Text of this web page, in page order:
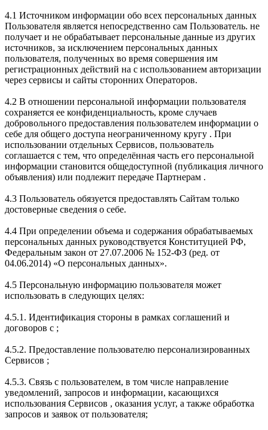
4.1 Источником информации обо всех персональных данных
Пользователя является непосредственно сам Пользователь. не
получает и не обрабатывает персональные данные из других
источников, за исключением персональных данных
пользователя, полученных во время совершения им
регистрационных действий на с использованием авторизации
через сервисы и сайты сторонних Операторов.
4.2 В отношении персональной информации пользователя
сохраняется ее конфиденциальность, кроме случаев
добровольного предоставления пользователем информации о
себе для общего доступа неограниченному кругу . При
использовании отдельных Сервисов, пользователь
соглашается с тем, что определённая часть его персональной
информации становится общедоступной (публикация личного
объявления) или подлежит передаче Партнерам .
4.3 Пользователь обязуется предоставлять Сайтам только
достоверные сведения о себе.
4.4 При определении объема и содержания обрабатываемых
персональных данных руководствуется Конституцией РФ,
Федеральным закон от 27.07.2006 № 152-ФЗ (ред. от
04.06.2014) «О персональных данных».
4.5 Персональную информацию пользователя может
использовать в следующих целях:
4.5.1. Идентификация стороны в рамках соглашений и
договоров с ;
4.5.2. Предоставление пользователю персонализированных
Сервисов ;
4.5.3. Связь с пользователем, в том числе направление
уведомлений, запросов и информации, касающихся
использования Сервисов , оказания услуг, а также обработка
запросов и заявок от пользователя;